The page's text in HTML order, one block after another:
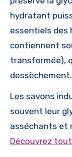
hydratant
essentiels des
contiennent
transformée),
dessèchement.
Les savons
souvent leur
asséchants et
Découvrez